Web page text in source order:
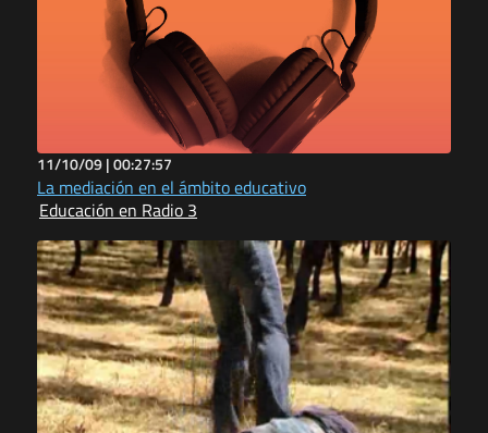
11/10/09 |00:27:57
La mediación en el ámbito educativo
Educación en Radio 3